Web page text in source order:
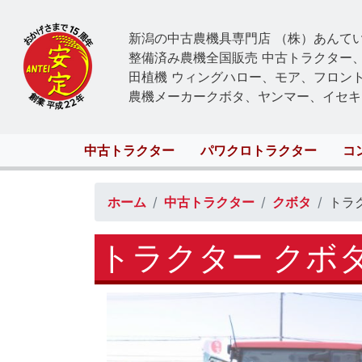
新潟の中古農機具専門店 （株）あんて
整備済み農機全国販売 中古トラクター
田植機 ウィングハロー、モア、フロン
農機メーカークボタ、ヤンマー、イセ
Main
navigation
中古トラクター パワクロトラクター コ
ホーム 中古トラクター クボタ ト
トラクター ク